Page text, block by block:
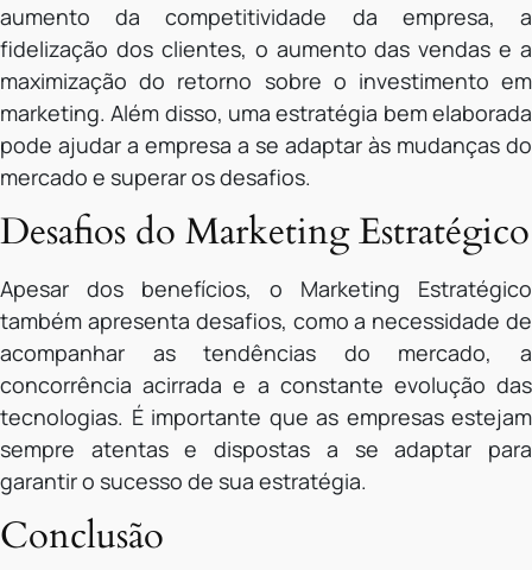
aumento da competitividade da empresa, a
fidelização dos clientes, o aumento das vendas e a
maximização do retorno sobre o investimento em
marketing. Além disso, uma estratégia bem elaborada
pode ajudar a empresa a se adaptar às mudanças do
mercado e superar os desafios.
Desafios do Marketing Estratégico
Apesar dos benefícios, o Marketing Estratégico
também apresenta desafios, como a necessidade de
acompanhar as tendências do mercado, a
concorrência acirrada e a constante evolução das
tecnologias. É importante que as empresas estejam
sempre atentas e dispostas a se adaptar para
garantir o sucesso de sua estratégia.
Conclusão